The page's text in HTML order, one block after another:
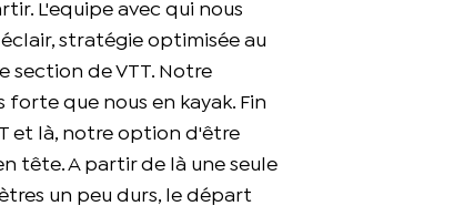
L'equipe avec qui nous
stratégie optimisée au
section de VTT. Notre
que nous en kayak. Fin
et là, notre option d'être
tête. A partir de là une seule
un peu durs, le départ